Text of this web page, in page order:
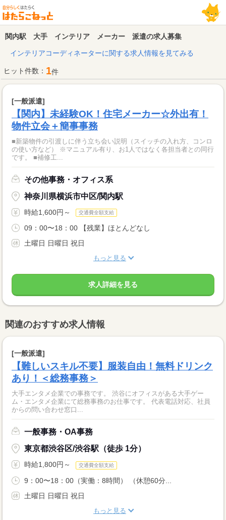
関内駅 大手 インテリア メーカー 派遣の求人募集
インテリアコーディネーターに関する求人情報を見てみる
ヒット件数： 1件
[一般派遣]
【関内】未経験OK！住宅メーカー☆外出有！
物件立会＋簡事事務
■新築物件の引渡しに伴う立ち会い説明（スイッチの入れ方、コンロ
の使い方など） ※マニュアル有り、お1人ではなく各担当者との同行
です。 ■補修工...
その他事務・オフィス系
神奈川県横浜市中区/関内駅
時給1,600円～ 交通費全額支給
09：00〜18：00 【残業】ほとんどなし
土曜日 日曜日 祝日
もっと見る
求人詳細を見る
関連のおすすめ求人情報
[一般派遣]
【難しいスキル不要】服装自由！無料ドリンク
あり！＜総務事務＞
大手エンタメ企業での事務です。 渋谷にオフィスがある大手ゲー
ム・エンタメ企業にて総務事務のお仕事です。 代表電話対応、社員
からの問い合わせ窓口...
一般事務・OA事務
東京都渋谷区/渋谷駅（徒歩 1分）
時給1,800円～ 交通費全額支給
9：00〜18：00（実働：8時間） （休憩60分...
土曜日 日曜日 祝日
もっと見る